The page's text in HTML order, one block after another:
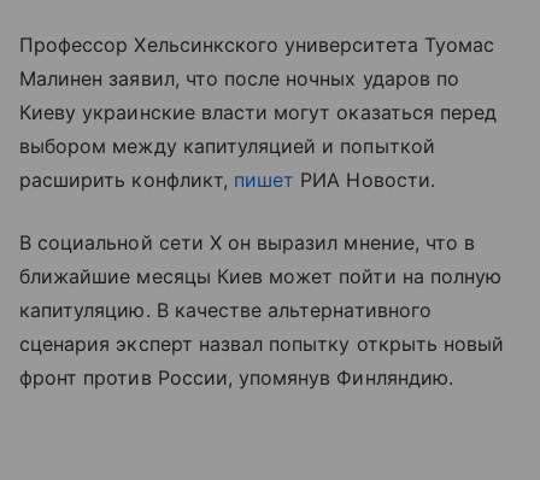
Профессор Хельсинкского университета Туомас
Малинен заявил, что после ночных ударов по
Киеву украинские власти могут оказаться перед
выбором между капитуляцией и попыткой
расширить конфликт, пишет РИА Новости.
В социальной сети X он выразил мнение, что в
ближайшие месяцы Киев может пойти на полную
капитуляцию. В качестве альтернативного
сценария эксперт назвал попытку открыть новый
фронт против России, упомянув Финляндию.